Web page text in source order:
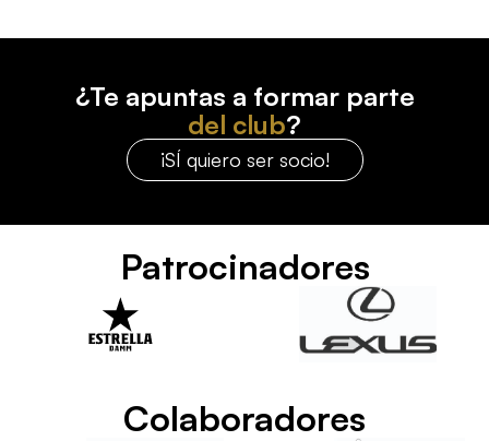
¿Te apuntas a formar parte
del club?
¡SÍ quiero ser socio!
Patrocinadores
Colaboradores